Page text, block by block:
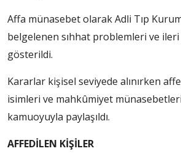
Affa münasebet olarak Adli Tıp
belgelenen sıhhat problemleri ve ileri
gösterildi.
Kararlar kişisel seviyede alınırken
isimleri ve mahkûmiyet münasebetleri
kamuoyuyla paylaşıldı.
AFFEDİLEN KİŞİLER